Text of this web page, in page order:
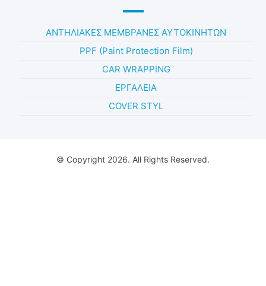
ΑΝΤΗΛΙΑΚΕΣ ΜΕΜΒΡΑΝΕΣ ΑΥΤΟΚΙΝΗΤΩΝ
PPF (Paint Protection Film)
CAR WRAPPING
ΕΡΓΑΛΕΙΑ
COVER STYL
© Copyright 2026. All Rights Reserved.